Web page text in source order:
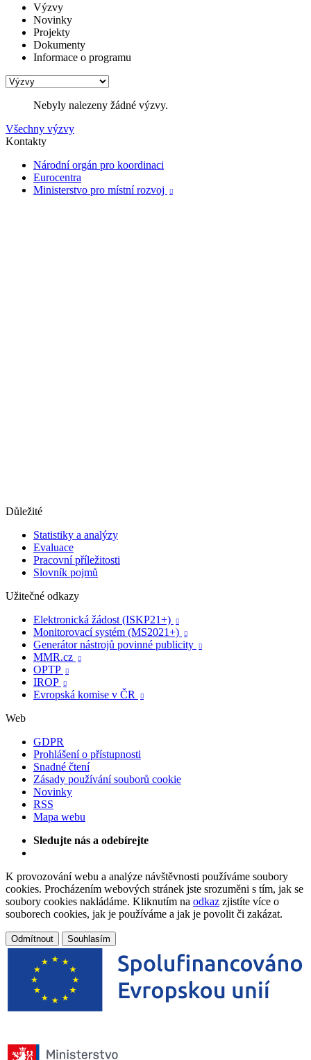
Výzvy
Novinky
Projekty
Dokumenty
Informace o programu
Nebyly nalezeny žádné výzvy.
Všechny výzvy
Kontakty
Národní orgán pro koordinaci
Eurocentra
Ministerstvo pro místní rozvoj

Důležité
Statistiky a analýzy
Evaluace
Pracovní příležitosti
Slovník pojmů
Užitečné odkazy
Elektronická žádost (ISKP21+)

Monitorovací systém (MS2021+) 
Generátor nástrojů povinné publicity 
MMR.cz 
OPTP 
IROP 
Evropská komise v ČR 
Web
GDPR
Prohlášení o přístupnosti
Snadné čtení
Zásady používání souborů cookie
Novinky
RSS
Mapa webu
Sledujte nás a odebírejte
K provozování webu a analýze návštěvnosti používáme soubory
cookies. Procházením webových stránek jste srozuměni s tím, jak se
soubory cookies nakládáme. Kliknutím na odkaz zjistíte více o
souborech cookies, jak je používáme a jak je povolit či zakázat.
Odmítnout Souhlasím